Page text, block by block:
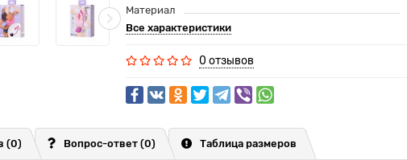
Материал
Все характеристики
0 отзывов
(0) Вопрос-ответ (0) Таблица размеров